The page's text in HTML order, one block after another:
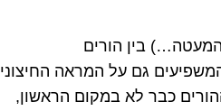
המעטה…) בין הורים
(המשפיעים גם על המראה החיצוני
כבר לא במקום הראשון,